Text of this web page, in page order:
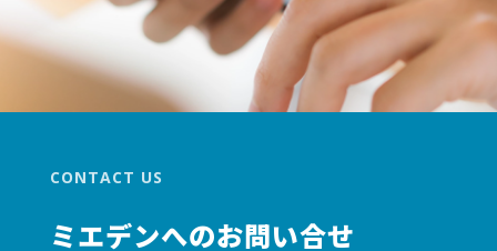
CONTACT US
ミエデンへのお問い合せ